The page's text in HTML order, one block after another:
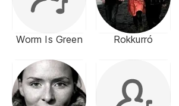
Worm Is Green Rokkurró